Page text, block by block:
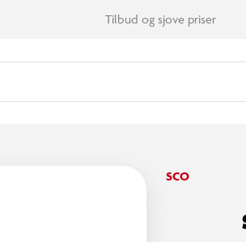
Tilbud og sjove priser
SCO